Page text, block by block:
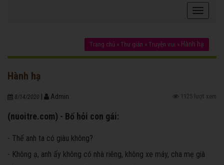
Trang chủ » Thư giản » Truyện vui » Hành hạ
Hành hạ
8/14/2020 Admin 1125 lượt xem
(nuoitre.com) - Bố hỏi con gái:
- Thế anh ta có giàu không?
- Không ạ, anh ấy không có nhà riêng, không xe máy, cha mẹ già